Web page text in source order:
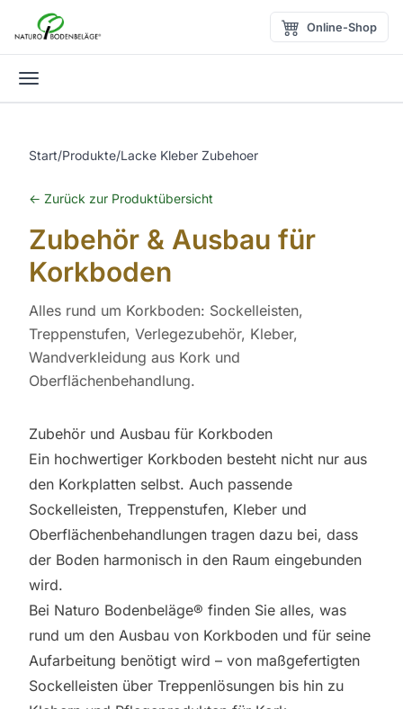
Zum Inhalt springen
Online-Shop
Menü öffnen
Start/Produkte/Lacke Kleber Zubehoer
← Zurück zur Produktübersicht
Zubehör & Ausbau für
Korkboden
Alles rund um Korkboden: Sockelleisten,
Treppenstufen, Verlegezubehör, Kleber,
Wandverkleidung aus Kork und
Oberflächenbehandlung.
Zubehör und Ausbau für Korkboden
Ein hochwertiger Korkboden besteht nicht nur aus
den Korkplatten selbst. Auch passende
Sockelleisten, Treppenstufen, Kleber und
Oberflächenbehandlungen tragen dazu bei, dass
der Boden harmonisch in den Raum eingebunden
wird.
Bei Naturo Bodenbeläge® finden Sie alles, was
rund um den Ausbau von Korkboden und für seine
Aufarbeitung benötigt wird – von maßgefertigten
Sockelleisten über Treppenlösungen bis hin zu